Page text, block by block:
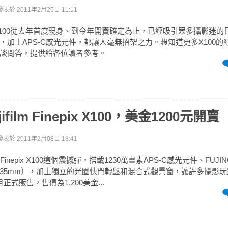
表於 2011年2月25日 11:11
從去年首度現身、到今年開賣確定為止，已經吸引眾多攝影迷的
加上APS-C感光元件，都讓人毫無招架之力。想知道更多X100的
問答，提供給各位讀者參考。
Finepix X100，美金1200元開賣
表於 2011年2月08日 18:41
X100這個震撼彈，搭載1230萬畫素APS-C感光元件、
），加上獨立的光圈快門轉盤和混合式觀景窗，讓許多攝影
正式販售，售價為1,200美金...